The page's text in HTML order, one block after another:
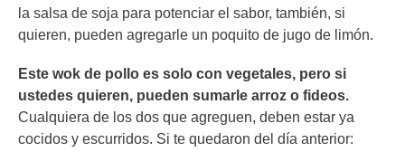
la salsa de soja para potenciar el sabor, también, si
quieren, pueden agregarle un poquito de jugo de limón.
Este wok de pollo es solo con vegetales, pero si
ustedes quieren, pueden sumarle arroz o fideos.
Cualquiera de los dos que agreguen, deben estar ya
cocidos y escurridos. Si te quedaron del día anterior: